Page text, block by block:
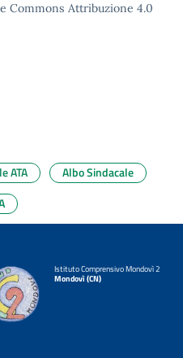
Commons Attribuzione 4.0
ATA
Albo Sindacale
Istituto Comprensivo Mondovì 2
Mondovì (CN)